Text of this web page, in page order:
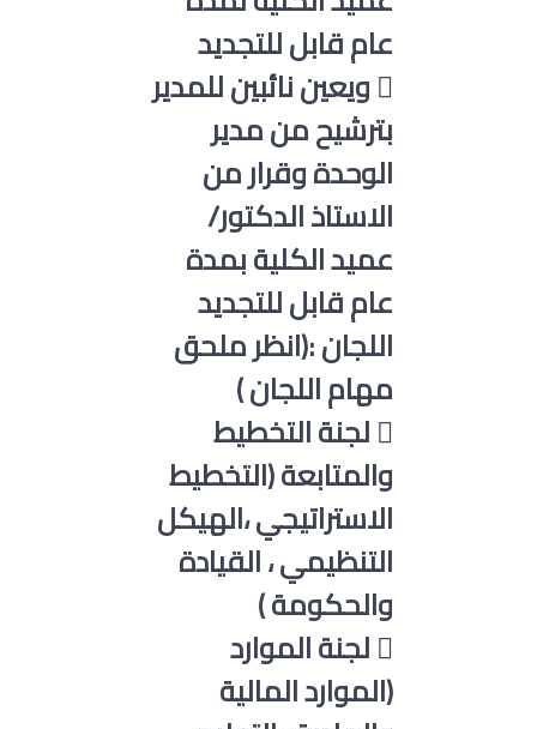
عام قابل للتجديد
 ويعين نائبين للمدير
بترشيح من مدير
الوحدة وقرار من
الاستاذ الدكتور/
عميد الكلية بمدة
عام قابل للتجديد
اللجان :(انظر ملحق
مهام اللجان )
 لجنة التخطيط
والمتابعة (التخطيط
الاستراتيجي ،الهيكل
التنظيمي ، القيادة
والحكومة )
 لجنة الموارد
(الموارد المالية